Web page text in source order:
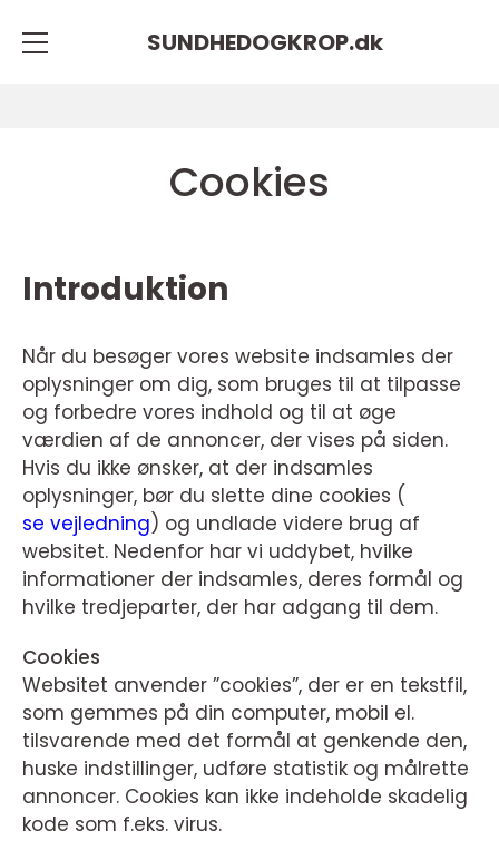
SUNDHEDOGKROP.dk
Cookies
Introduktion
Når du besøger vores website indsamles der
oplysninger om dig, som bruges til at tilpasse
og forbedre vores indhold og til at øge
værdien af de annoncer, der vises på siden.
Hvis du ikke ønsker, at der indsamles
oplysninger, bør du slette dine cookies (
se vejledning) og undlade videre brug af
websitet. Nedenfor har vi uddybet, hvilke
informationer der indsamles, deres formål og
hvilke tredjeparter, der har adgang til dem.
Cookies
Websitet anvender ”cookies”, der er en tekstfil,
som gemmes på din computer, mobil el.
tilsvarende med det formål at genkende den,
huske indstillinger, udføre statistik og målrette
annoncer. Cookies kan ikke indeholde skadelig
kode som f.eks. virus.